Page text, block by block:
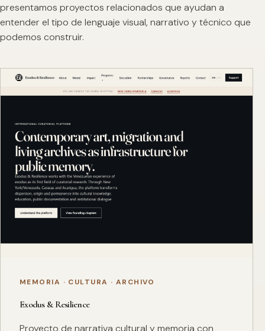
presentamos proyectos relacionados que ayudan a
entender el tipo de lenguaje visual, narrativo y técnico que
podemos construir.
MEMORIA · CULTURA · ARCHIVO
Exodus & Resilience
Proyecto de narrativa cultural y memoria con